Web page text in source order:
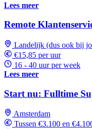
Lees meer
Remote
Landelijk (dus ook bij
€15,85 per uur
16 - 40 uur per week
Lees meer
Start nu: Fulltime
Amsterdam
Tussen €3.100 en